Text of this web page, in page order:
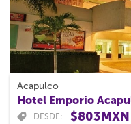
Acapulco
Hotel Emporio
DESDE: $803MXN